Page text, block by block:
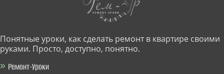
Понятные уроки, как сделать ремонт в квартире своими
руками. Просто, доступно, понятно.
Ремонт-Уроки